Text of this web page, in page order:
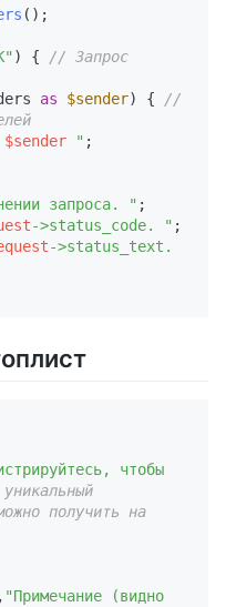
();
) {
// Запрос
as $sender) {
//
$sender " ;
запроса. " ;
->status_code. " ;
->status_text.
чтобы
получить на
, "Примечание (видно